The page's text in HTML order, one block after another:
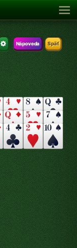
Nápoveda Späť